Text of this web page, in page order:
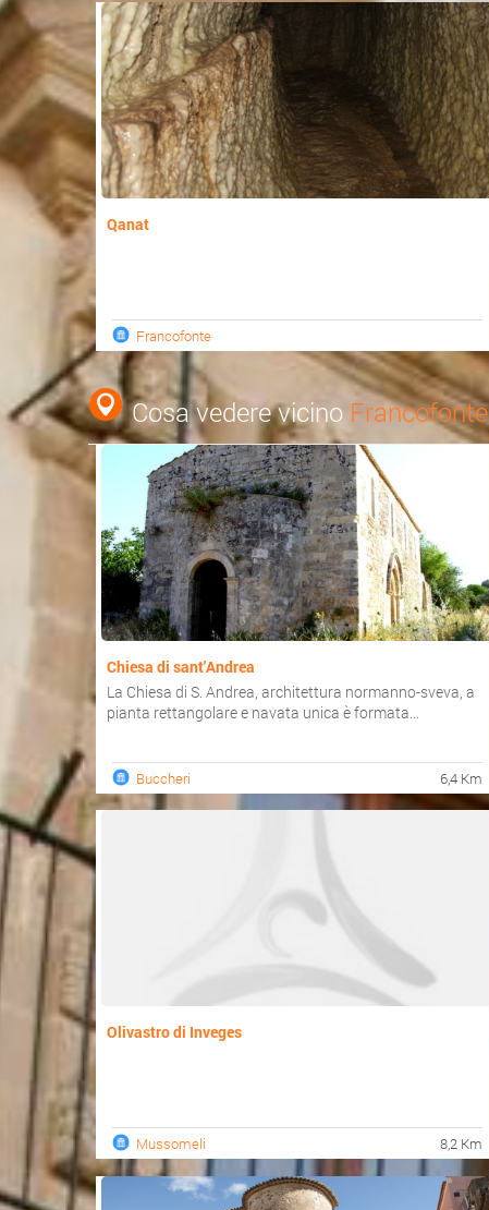
Qanat
Francofonte
Cosa vedere vicino Francofonte
Chiesa di sant'Andrea
La Chiesa di S. Andrea, architettura normanno-sveva, a
pianta rettangolare e navata unica è formata...
Buccheri 6,4 Km
Olivastro di Inveges
Mussomeli 8,2 Km